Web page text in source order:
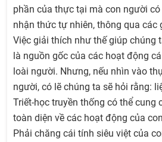
phần của thực tại mà con người
nhận thức tự nhiên, thông qua các
Việc giải thích như thế giúp chúng
là nguồn gốc của các hoạt động
loài người. Nhưng, nếu nhìn vào
người, có lẽ chúng ta sẽ hỏi rằng:
Triết-học truyền thống có thể cung
toàn diện về các hoạt động của
Phải chăng cái tính siêu việt của